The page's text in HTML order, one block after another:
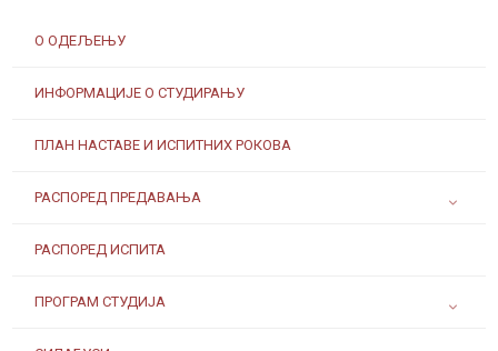
О ОДЕЉЕЊУ
ИНФОРМАЦИЈЕ О СТУДИРАЊУ
ПЛАН НАСТАВЕ И ИСПИТНИХ РОКОВА
РАСПОРЕД ПРЕДАВАЊА
РАСПОРЕД ИСПИТА
ПРОГРАМ СТУДИЈА